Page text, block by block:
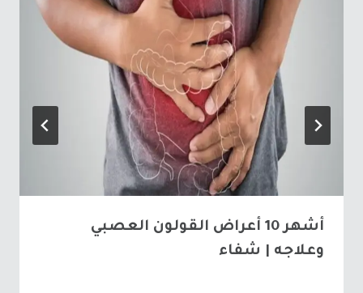
أشهر 10 أعراض القولون العصبي
وعلاجه | شفاء